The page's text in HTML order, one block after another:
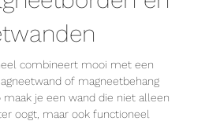
combineert mooi met een
of magneetbehang
maak je een wand die niet alleen
oogt, maar ook functioneel